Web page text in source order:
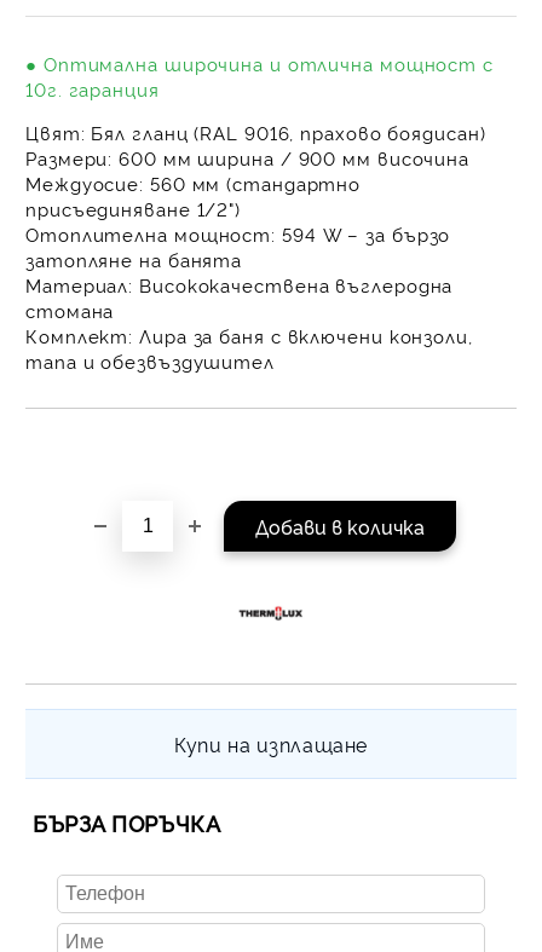
● Оптимална широчина и отлична мощност с
10г. гаранция
Цвят: Бял гланц (RAL 9016, прахово боядисан)
Размери: 600 мм ширина / 900 мм височина
Междуосие: 560 мм (стандартно
присъединяване 1/2")
Отоплителна мощност: 594 W – за бързо
затопляне на банята
Материал: Висококачествена въглеродна
стомана
Комплект: Лира за баня с включени конзоли,
тапа и обезвъздушител
Купи на изплащане
на поръчката се
За покупки на
БЪРЗА ПОРЪЧКА